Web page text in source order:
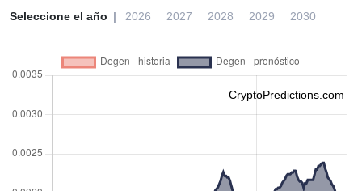
Seleccione el año 2026 2027 2028 2029 2030
CryptoPredictions.com